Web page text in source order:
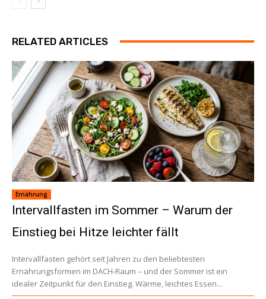
RELATED ARTICLES
Ernährung
Intervallfasten im Sommer – Warum der
Einstieg bei Hitze leichter fällt
Intervallfasten gehört seit Jahren zu den beliebtesten
Ernährungsformen im DACH-Raum – und der Sommer ist ein
idealer Zeitpunkt für den Einstieg. Wärme, leichtes Essen...